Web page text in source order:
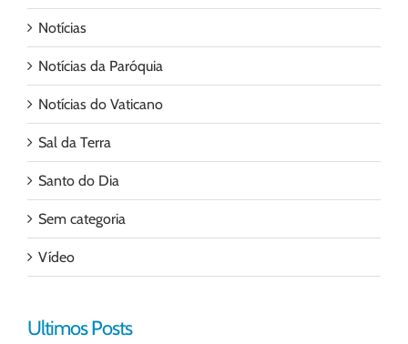
Notícias
Notícias da Paróquia
Notícias do Vaticano
Sal da Terra
Santo do Dia
Sem categoria
Vídeo
Ultimos Posts